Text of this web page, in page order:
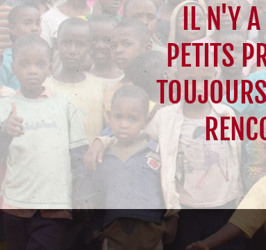
IL N'Y
PETITS